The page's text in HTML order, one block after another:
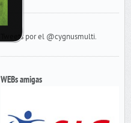
Tweets por el @cygnusmulti.
WEBs amigas